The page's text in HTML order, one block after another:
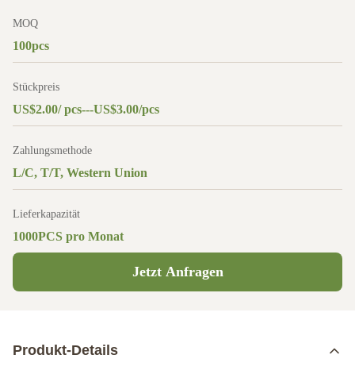
MOQ
100pcs
Stückpreis
US$2.00/ pcs---US$3.00/pcs
Zahlungsmethode
L/C, T/T, Western Union
Lieferkapazität
1000PCS pro Monat
Jetzt Anfragen
Produkt-Details